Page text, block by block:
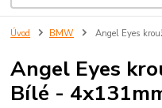
Úvod BMW Angel Eyes
Angel Eyes
Bílé -